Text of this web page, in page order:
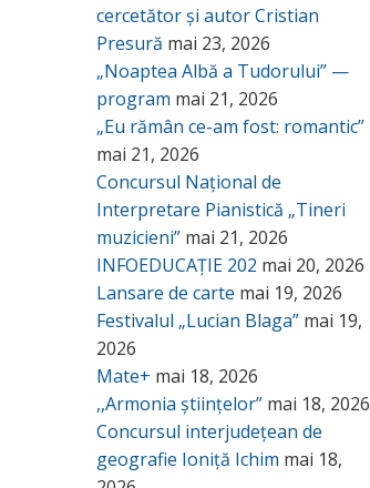
cercetător și autor Cristian
Presură mai 23, 2026
„Noaptea Albă a Tudorului” —
program mai 21, 2026
„Eu rămân ce-am fost: romantic”
mai 21, 2026
Concursul Național de
Interpretare Pianistică „Tineri
muzicieni” mai 21, 2026
INFOEDUCAȚIE 202 mai 20, 2026
Lansare de carte mai 19, 2026
Festivalul „Lucian Blaga” mai 19,
2026
Mate+ mai 18, 2026
,,Armonia științelor” mai 18, 2026
Concursul interjudețean de
geografie Ioniță Ichim mai 18,